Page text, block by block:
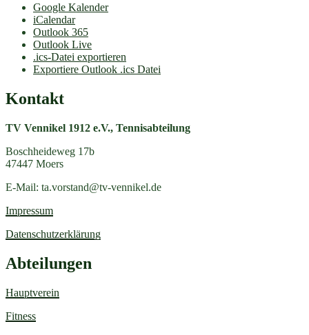
Google Kalender
iCalendar
Outlook 365
Outlook Live
.ics-Datei exportieren
Exportiere Outlook .ics Datei
Kontakt
TV Vennikel 1912 e.V., Tennisabteilung
Boschheideweg 17b
47447 Moers
E-Mail: ta.vorstand@tv-vennikel.de
Impressum
Datenschutzerklärung
Abteilungen
Hauptverein
Fitness